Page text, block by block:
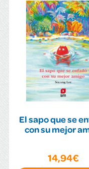
El sapo que se
con su mejor
14,94€